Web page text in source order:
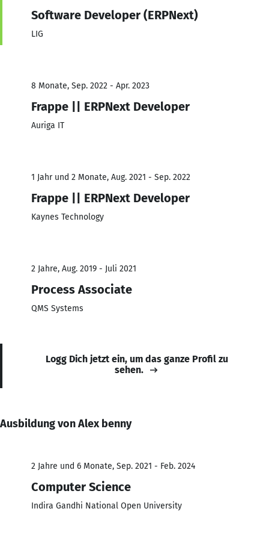
Software Developer (ERPNext)
LIG
8 Monate, Sep. 2022 - Apr. 2023
Frappe || ERPNext Developer
Auriga IT
1 Jahr und 2 Monate, Aug. 2021 - Sep. 2022
Frappe || ERPNext Developer
Kaynes Technology
2 Jahre, Aug. 2019 - Juli 2021
Process Associate
QMS Systems
Logg Dich jetzt ein, um das ganze Profil zu
sehen.
Ausbildung von Alex benny
2 Jahre und 6 Monate, Sep. 2021 - Feb. 2024
Computer Science
Indira Gandhi National Open University